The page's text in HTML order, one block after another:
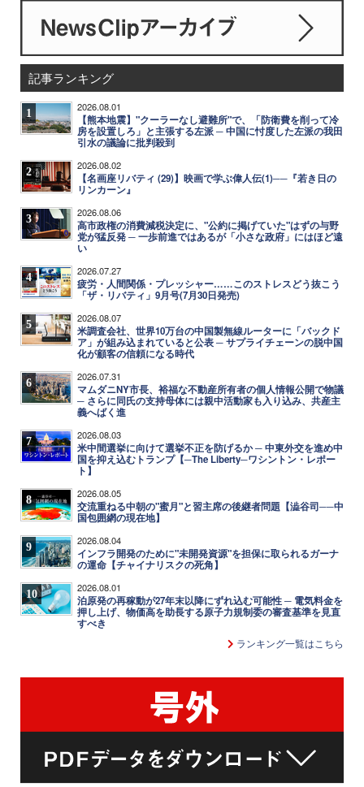
記事ランキング
1 2026.08.01
【熊本地震】"クーラーなし避難所"で、「防衛費を削って冷
房を設置しろ」と主張する左派 ─ 中国に忖度した左派の我田
引水の議論に批判殺到
2 2026.08.02
【名画座リバティ (29)】映画で学ぶ偉人伝(1)──『若き日の
リンカーン』
3 2026.08.06
高市政権の消費減税決定に、"公約に掲げていた"はずの与野
党が猛反発 ─ 一歩前進ではあるが「小さな政府」にはほど遠
い
4 2026.07.27
疲労・人間関係・プレッシャー……このストレスどう抜こう
「ザ・リバティ」9月号(7月30日発売)
5 2026.08.07
米調査会社、世界10万台の中国製無線ルーターに「バックド
ア」が組み込まれていると公表 ─ サプライチェーンの脱中国
化が顧客の信頼になる時代
6 2026.07.31
マムダニNY市長、裕福な不動産所有者の個人情報公開で物議
─ さらに同氏の支持母体には親中活動家も入り込み、共産主
義へばく進
7 2026.08.03
米中間選挙に向けて選挙不正を防げるか ─ 中東外交を進め中
国を抑え込むトランプ【─The Liberty─ワシントン・レポー
ト】
8 2026.08.05
交流重ねる中朝の"蜜月"と習主席の後継者問題【澁谷司──中
国包囲網の現在地】
9 2026.08.04
インフラ開発のために"未開発資源"を担保に取られるガーナ
の運命【チャイナリスクの死角】
10 2026.08.01
泊原発の再稼動が27年末以降にずれ込む可能性 ─ 電気料金を
押し上げ、物価高を助長する原子力規制委の審査基準を見直
すべき
ランキング一覧はこちら